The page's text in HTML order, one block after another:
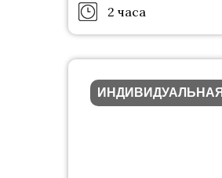
2 часа
ИНДИВИДУАЛЬНАЯ